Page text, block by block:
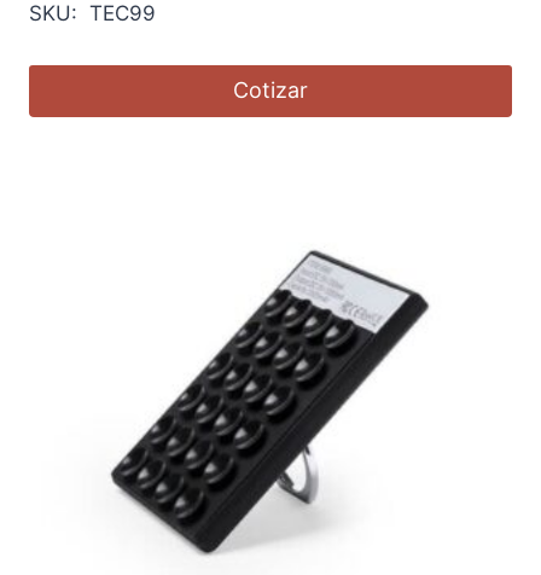
SKU: TEC99
Cotizar